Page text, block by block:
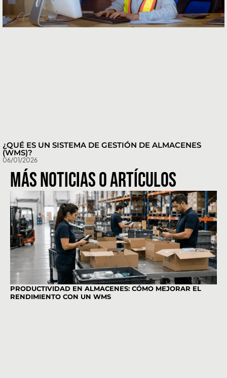
¿QUÉ ES UN SISTEMA DE GESTIÓN DE ALMACENES
(WMS)?
06/01/2026
Más Noticias o artículos
PRODUCTIVIDAD EN ALMACENES: CÓMO MEJORAR EL
RENDIMIENTO CON UN WMS